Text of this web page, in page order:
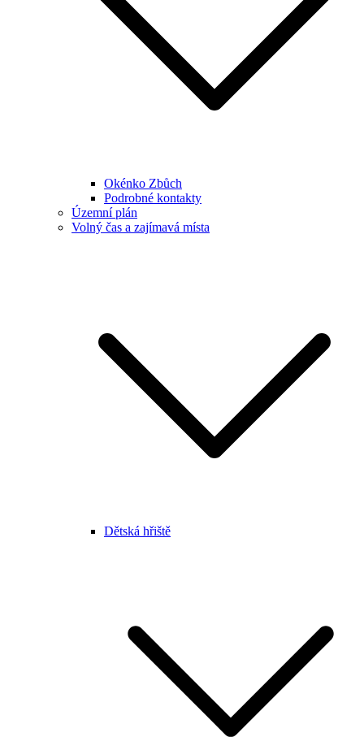
Okénko Zbůch
Podrobné kontakty
Územní plán
Volný čas a zajímavá místa
Dětská hřiště